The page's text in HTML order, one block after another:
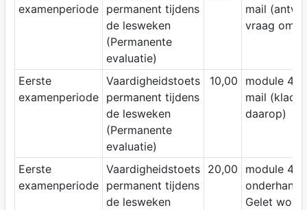
examenperiode
permanent tijdens
de lesweken
(Permanente
evaluatie)
mail
vraag om
Eerste
examenperiode
Vaardigheidstoets
permanent tijdens
de lesweken
(Permanente
evaluatie)
10,00
module 4:
mail
daarop)
Eerste
examenperiode
Vaardigheidstoets
permanent tijdens
de lesweken
20,00
module 4:
Gelet